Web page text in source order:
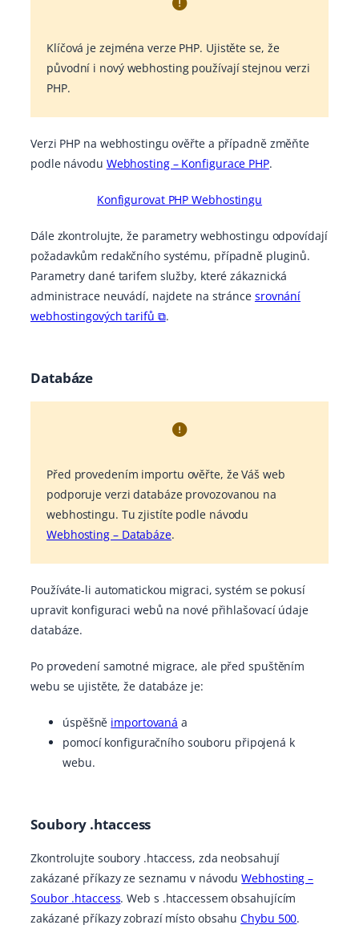
Klíčová je zejména verze PHP. Ujistěte se, že
původní i nový webhosting používají stejnou verzi
PHP.
Verzi PHP na webhostingu ověřte a případně změňte
podle návodu Webhosting – Konfigurace PHP.
Konfigurovat PHP Webhostingu
Dále zkontrolujte, že parametry webhostingu odpovídají
požadavkům redakčního systému, případně pluginů.
Parametry dané tarifem služby, které zákaznická
administrace neuvádí, najdete na stránce srovnání
webhostingových tarifů ⧉.
Databáze
Před provedením importu ověřte, že Váš web
podporuje verzi databáze provozovanou na
webhostingu. Tu zjistíte podle návodu
Webhosting – Databáze.
Používáte-li automatickou migraci, systém se pokusí
upravit konfiguraci webů na nové přihlašovací údaje
databáze.
Po provedení samotné migrace, ale před spuštěním
webu se ujistěte, že databáze je:
úspěšně importovaná a
pomocí konfiguračního souboru připojená k
webu.
Soubory .htaccess
Zkontrolujte soubory .htaccess, zda neobsahují
zakázané příkazy ze seznamu v návoduWebhosting –
Soubor .htaccess. Web s .htaccessem obsahujícím
zakázané příkazy zobrazí místo obsahuChybu 500.